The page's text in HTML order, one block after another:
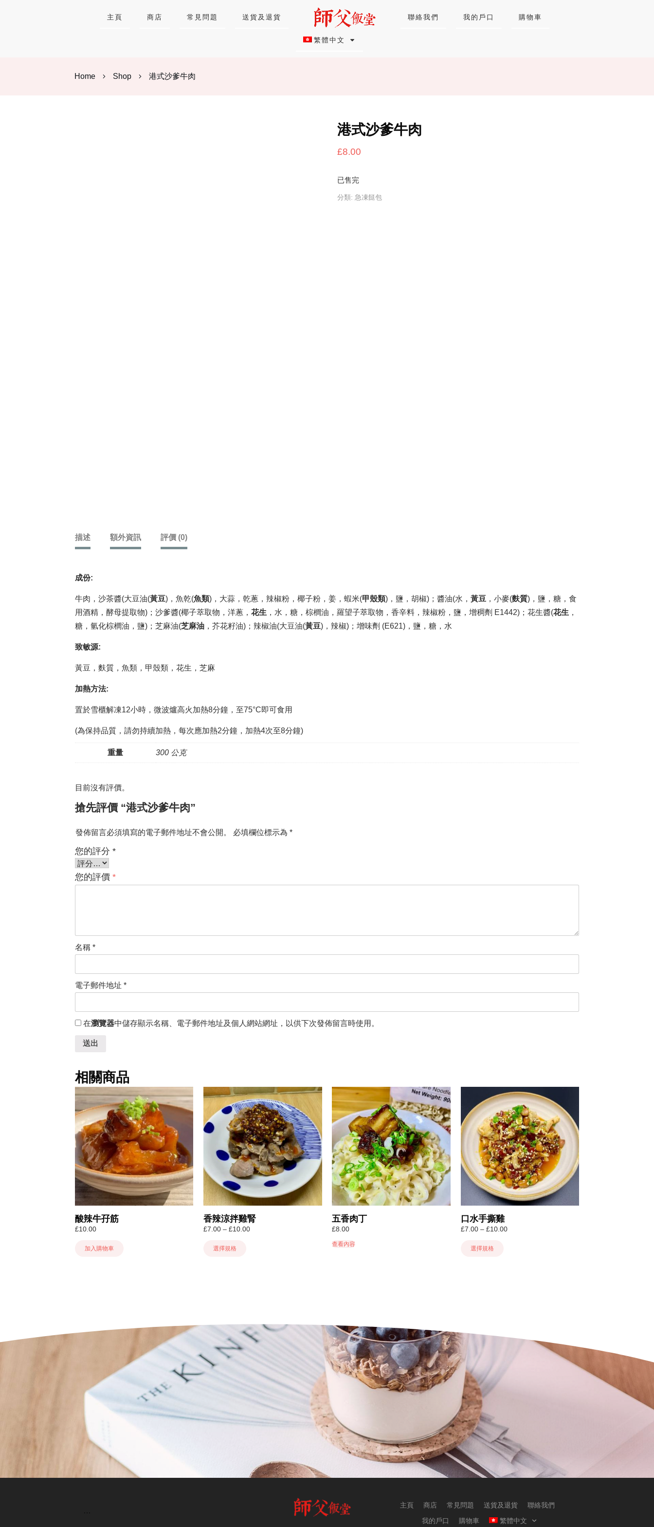
主頁 商店 常見問題 送貨及退貨 聯絡我們 我的戶口 購物車
繁體中文
Home Shop 港式沙爹牛肉
港式沙爹牛肉
£8.00
已售完
分類: 急凍餸包
描述 額外資訊 評價 (0)
成份:
牛肉，沙茶醬(大豆油(黃豆)，魚乾(魚類)，大蒜，乾蔥，辣椒粉，椰子粉，姜，蝦米(甲殼類)，鹽，胡椒)；醬油(水， 黃豆 ，小麥(麩質)，鹽，糖，食
用酒精，酵母提取物)；沙爹醬(椰子萃取物，洋蔥， 花生 ，水，糖，棕櫚油，羅望子萃取物，香辛料，辣椒粉，鹽，增稠劑 E1442)；花生醬(花生 ，
糖，氫化棕櫚油，鹽)；芝麻油(芝麻油 ，芥花籽油)；辣椒油(大豆油(黃豆)，辣椒)；增味劑 (E621)，鹽，糖，水
致敏源:
黃豆，麩質，魚類，甲殼類，花生，芝麻
加熱方法:
置於雪櫃解凍12小時，微波爐高火加熱8分鐘，至75°C即可食用
(為保持品質，請勿持續加熱，每次應加熱2分鐘，加熱4次至8分鐘)
重量 300 公克
目前沒有評價。
搶先評價 “港式沙爹牛肉”
發佈留言必須填寫的電子郵件地址不會公開。 必填欄位標示為 *
您的評分 *
您的評價 *
名稱 *
電子郵件地址 *
在瀏覽器中儲存顯示名稱、電子郵件地址及個人網站網址，以供下次發佈留言時使用。
送出
相關商品
酸辣牛孖筋
£10.00
加入購物車
香辣涼拌雞腎
£7.00 – £10.00價
選擇規格
此
有
多
式。
可
產
頁
面
五香肉丁
£8.00
查看內容
口水手撕雞
£7.00 – £10.00價
選擇規格
品
有
多
款
式。
可
頁
面
主頁 商店 常見問題 送貨及退貨
聯絡我們
我的戶口
購物車 繁體中文